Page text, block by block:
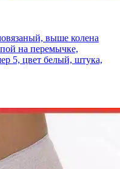
выше колена
на перемычке,
5, цвет белый, штука,